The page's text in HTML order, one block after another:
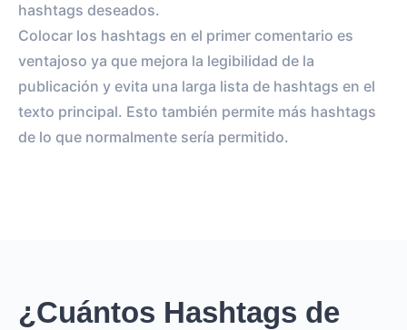
hashtags deseados.
Colocar los hashtags en el primer comentario es
ventajoso ya que mejora la legibilidad de la
publicación y evita una larga lista de hashtags en el
texto principal. Esto también permite más hashtags
de lo que normalmente sería permitido.
¿Cuántos Hashtags de